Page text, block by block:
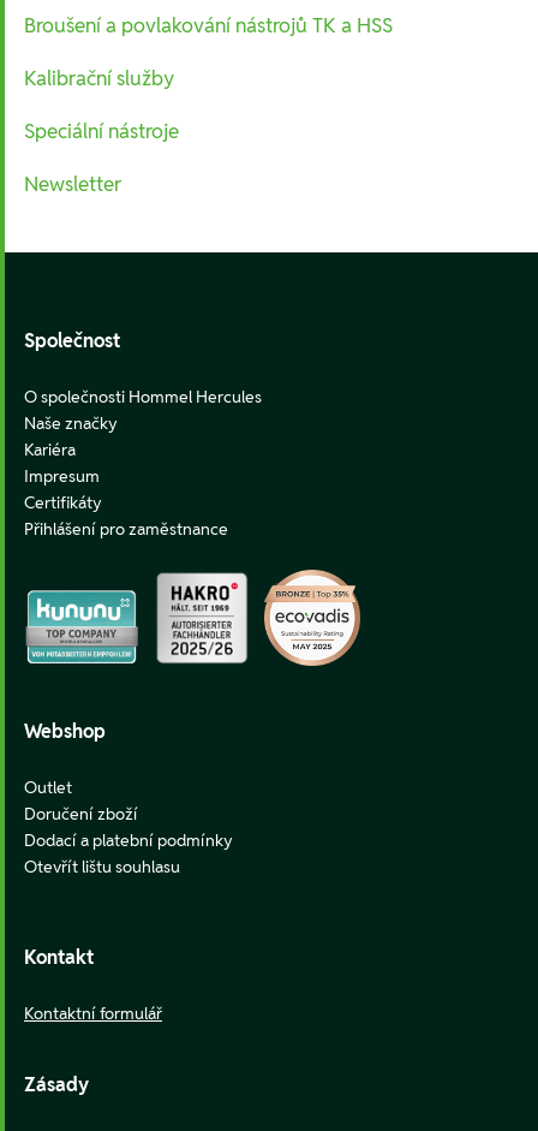
Broušení a povlakování nástrojů TK a HSS
Kalibrační služby
Speciální nástroje
Newsletter
Společnost
O společnosti Hommel Hercules
Naše značky
Kariéra
Impresum
Certifikáty
Přihlášení pro zaměstnance
Webshop
Outlet
Doručení zboží
Dodací a platební podmínky
Otevřít lištu souhlasu
Kontakt
Kontaktní formulář
Zásady